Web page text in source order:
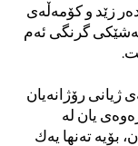
زێد و کۆمەڵەی
٤ و ٦ و ٨ و ٩ بەشێکی گرنگی ئەم
ژیانی رۆژانەیان
یان لە
بۆیە تەنها یەك